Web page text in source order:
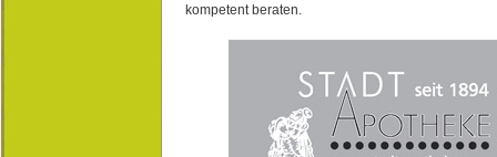
kompetent beraten.